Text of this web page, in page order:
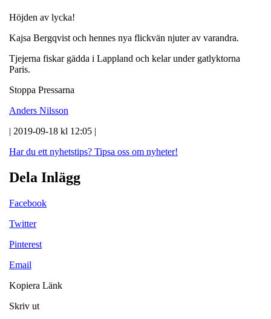
Höjden av lycka!
Kajsa Bergqvist och hennes nya flickvän njuter av varandra.
Tjejerna fiskar gädda i Lappland och kelar under gatlyktorna
Paris.
Stoppa Pressarna
Anders Nilsson
| 2019-09-18 kl 12:05 |
Har du ett nyhetstips? Tipsa oss om nyheter!
Dela Inlägg
Facebook
Twitter
Pinterest
Email
Kopiera Länk
Skriv ut